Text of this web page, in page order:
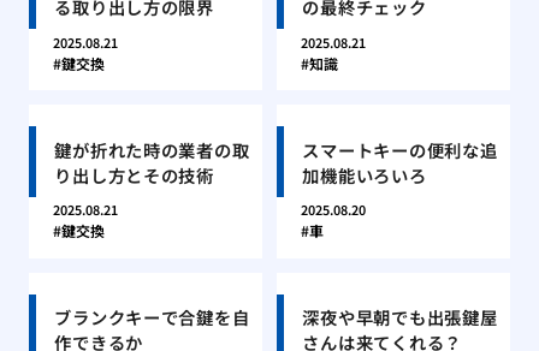
る取り出し方の限界
2025.08.21
鍵交換
の最終チェック
2025.08.21
知識
鍵が折れた時の業者の取
り出し方とその技術
2025.08.21
鍵交換
スマートキーの便利な追
加機能いろいろ
2025.08.20
車
ブランクキーで合鍵を自
作できるか
深夜や早朝でも出張鍵屋
さんは来てくれる？